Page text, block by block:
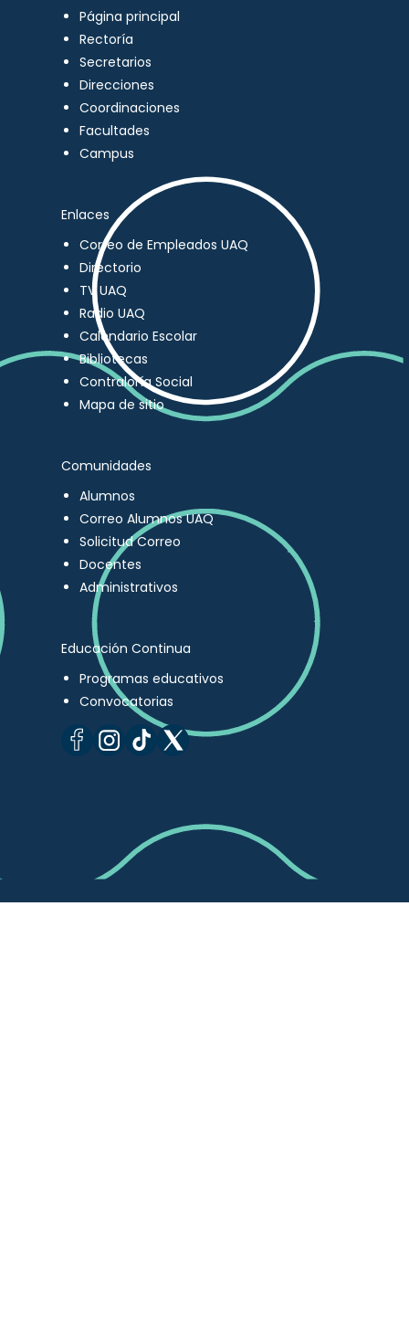
Página principal
Rectoría
Secretarios
Direcciones
Coordinaciones
Facultades
Campus
Enlaces
Correo de Empleados UAQ
Directorio
TV UAQ
Radio UAQ
Calendario Escolar
Bibliotecas
Contraloría Social
Mapa de sitio
Comunidades
Alumnos
Correo Alumnos UAQ
Solicitud Correo
Docentes
Administrativos
Educación Continua
Programas educativos
Convocatorias